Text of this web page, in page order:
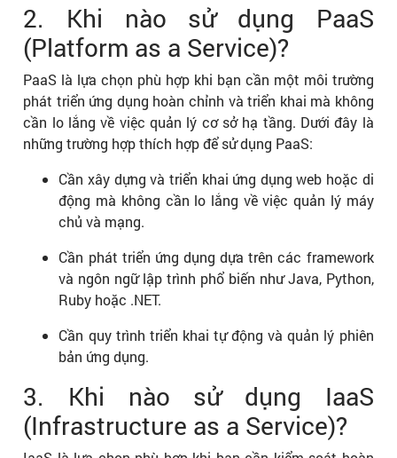
2. Khi nào sử dụng PaaS
(Platform as a Service)?
PaaS là lựa chọn phù hợp khi bạn cần một môi trường
phát triển ứng dụng hoàn chỉnh và triển khai mà không
cần lo lắng về việc quản lý cơ sở hạ tầng. Dưới đây là
những trường hợp thích hợp để sử dụng PaaS:
Cần xây dựng và triển khai ứng dụng web hoặc di
động mà không cần lo lắng về việc quản lý máy
chủ và mạng.
Cần phát triển ứng dụng dựa trên các framework
và ngôn ngữ lập trình phổ biến như Java, Python,
Ruby hoặc .NET.
Cần quy trình triển khai tự động và quản lý phiên
bản ứng dụng.
3. Khi nào sử dụng IaaS
(Infrastructure as a Service)?